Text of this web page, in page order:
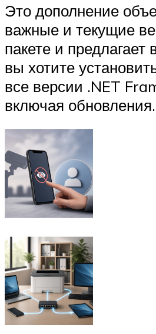
Это дополнение
важные и текущие
пакете и предлагает
вы хотите
все версии .NET
включая обновления.